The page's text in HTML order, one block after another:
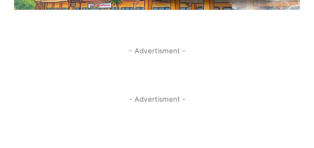
- Advertisment -
- Advertisment -